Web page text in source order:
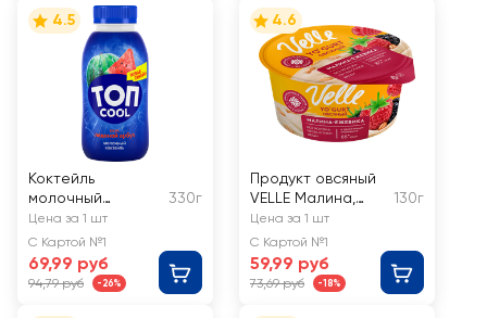
4.5
Коктейль
молочный
САВУШКИН Топ
Cool Арбуз 2%, без
змж
330г
Цена за 1 шт
С Картой №1
69,99 руб
94,79 руб -26%
4.6
Продукт овсяный
VELLE Малина,
ежевика
130г
Цена за 1 шт
С Картой №1
59,99 руб
73,69 руб -18%